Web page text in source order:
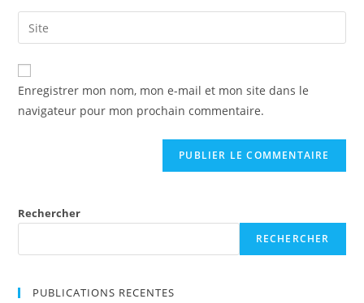
Enregistrer mon nom, mon e-mail et mon site dans le
navigateur pour mon prochain commentaire.
Rechercher
RECHERCHER
PUBLICATIONS RECENTES